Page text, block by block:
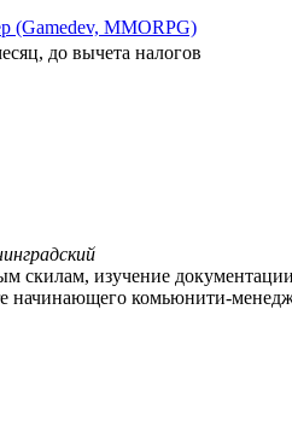
(Gamedev, MMORPG)
до вычета налогов
скилам, изучение
начинающего комьюнити-